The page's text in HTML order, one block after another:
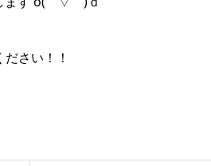
さい！！